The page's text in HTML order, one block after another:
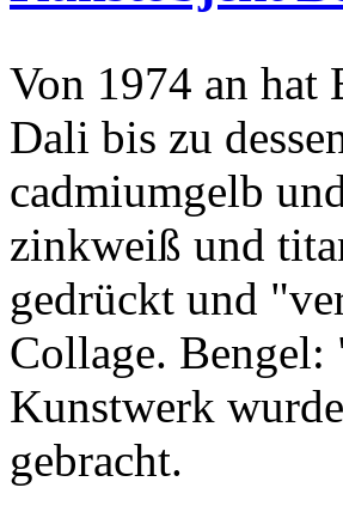
Von 1974 an hat
Dali bis zu
cadmiumgelb
zinkweiß und
gedrückt und
Collage. Bengel:
Kunstwerk
gebracht.